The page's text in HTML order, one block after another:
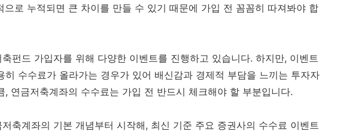
으로 누적되면 큰 차이를 만들 수 있기 때문에 가입 전 꼼꼼히 따져봐야 합
펀드 가입자를 위해 다양한 이벤트를 진행하고 있습니다. 하지만, 이벤트
히 수수료가 올라가는 경우가 있어 배신감과 경제적 부담을 느끼는 투자자
, 연금저축계좌의 수수료는 가입 전 반드시 체크해야 할 부분입니다.
축계좌의 기본 개념부터 시작해, 최신 기준 주요 증권사의 수수료 이벤트